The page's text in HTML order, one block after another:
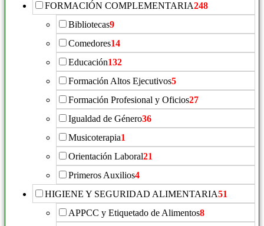
FORMACIÓN COMPLEMENTARIA248
Bibliotecas9
Comedores14
Educación132
Formación Altos Ejecutivos5
Formación Profesional y Oficios27
Igualdad de Género36
Musicoterapia1
Orientación Laboral21
Primeros Auxilios4
HIGIENE Y SEGURIDAD ALIMENTARIA51
APPCC y Etiquetado de Alimentos8